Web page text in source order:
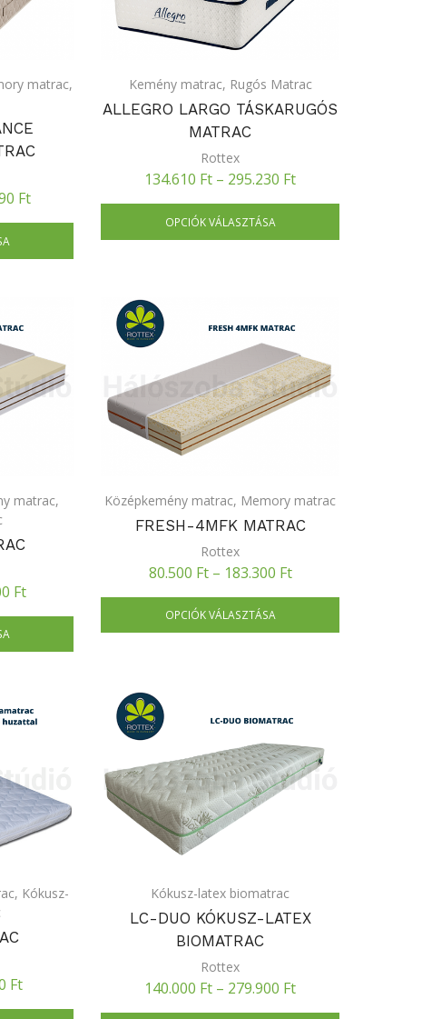
matrac,
Ft
Kemény matrac, Rugós Matrac
ALLEGRO LARGO TÁSKARUGÓS
MATRAC
Rottex
134.610 Ft – 295.230 Ft
OPCIÓK VÁLASZTÁSA
matrac,
Ft
Középkemény matrac, Memory matrac
FRESH-4MFK MATRAC
Rottex
80.500 Ft– 183.300 Ft
OPCIÓK VÁLASZTÁSA
, Kókusz-
Ft
Kókusz-latex biomatrac
LC-DUO KÓKUSZ-LATEX
BIOMATRAC
Rottex
140.000 Ft – 279.900 Ft